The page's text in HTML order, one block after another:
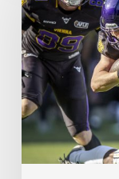
dominieren
AFLE
Auftaktspiel